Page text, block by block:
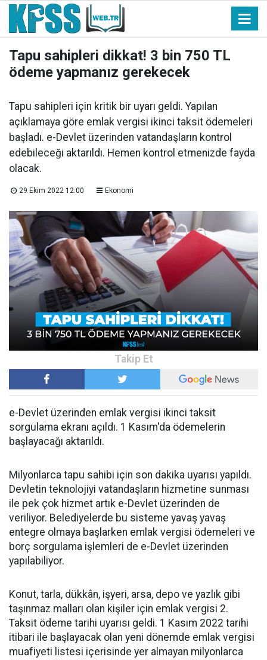
Tapu sahipleri dikkat! 3 bin 750 TL
ödeme yapmanız gerekecek
Tapu sahipleri için kritik bir uyarı geldi. Yapılan
açıklamaya göre emlak vergisi ikinci taksit ödemeleri
başladı. e-Devlet üzerinden vatandaşların kontrol
edebileceği aktarıldı. Hemen kontrol etmenizde fayda
olacak.
29 Ekim 2022 12:00 Ekonomi
e-Devlet üzerinden emlak vergisi ikinci taksit
sorgulama ekranı açıldı. 1 Kasım'da ödemelerin
başlayacağı aktarıldı.
Milyonlarca tapu sahibi için son dakika uyarısı yapıldı.
Devletin teknolojiyi vatandaşların hizmetine sunması
ile pek çok hizmet artık e-Devlet üzerinden de
veriliyor. Belediyelerde bu sisteme yavaş yavaş
entegre olmaya başlarken emlak vergisi ödemeleri ve
borç sorgulama işlemleri de e-Devlet üzerinden
yapılabiliyor.
Konut, tarla, dükkân, işyeri, arsa, depo ve yazlık gibi
taşınmaz malları olan kişiler için emlak vergisi 2.
Taksit ödeme tarihi uyarısı geldi. 1 Kasım 2022 tarihi
itibari ile başlayacak olan yeni dönemde emlak vergisi
muafiyeti listesi içerisinde yer almayan milyonlarca